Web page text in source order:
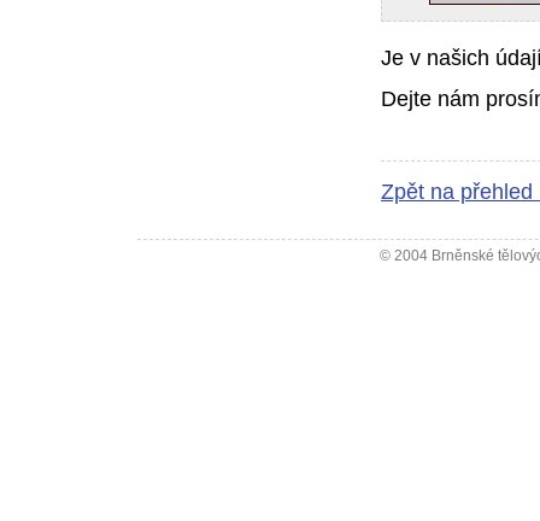
Je v našich
Dejte nám
Zpět na přehled
© 2004 Brněnské